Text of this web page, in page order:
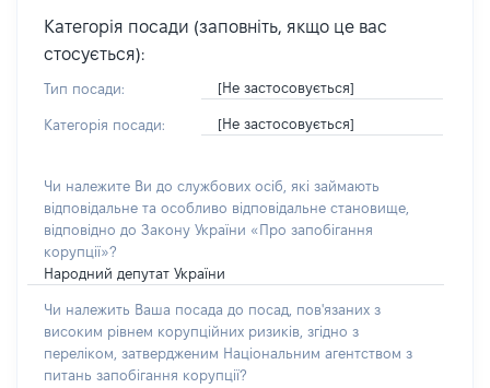
Категорія посади (заповніть, якщо це вас
стосується):
Тип посади: [Не застосовується]
Категорія посади: [Не застосовується]
Чи належите Ви до службових осіб, які займають
відповідальне та особливо відповідальне становище,
відповідно до Закону України «Про запобігання
корупції»?
Народний депутат України
Чи належить Ваша посада до посад, пов'язаних з
високим рівнем корупційних ризиків, згідно з
переліком, затвердженим Національним агентством з
питань запобігання корупції?